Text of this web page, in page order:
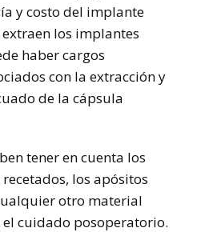
y costo del implante
los implantes
haber cargos
con la extracción y
de la cápsula
tener en cuenta los
los apósitos
otro material
el cuidado posoperatorio.